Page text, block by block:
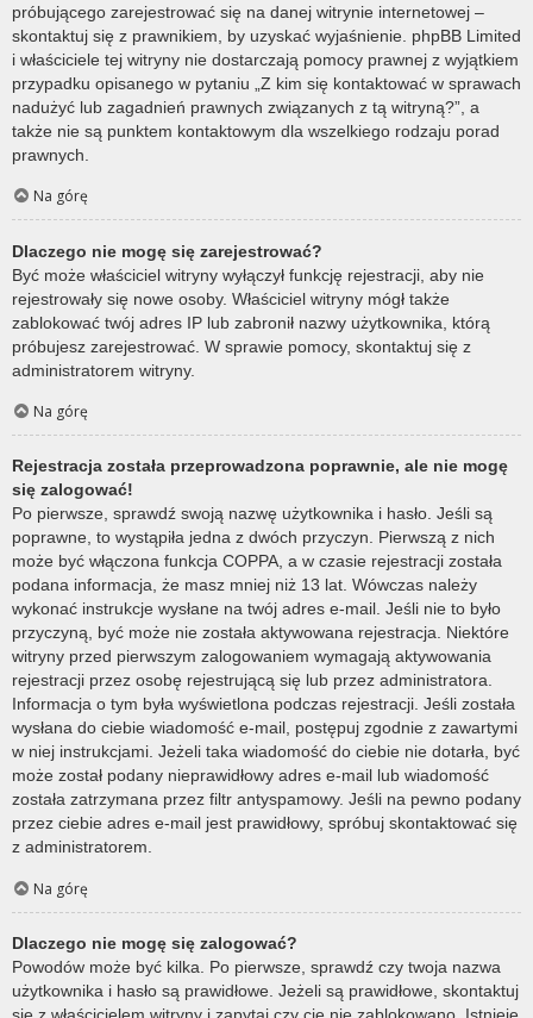
próbującego zarejestrować się na danej witrynie internetowej –
skontaktuj się z prawnikiem, by uzyskać wyjaśnienie. phpBB Limited
i właściciele tej witryny nie dostarczają pomocy prawnej z wyjątkiem
przypadku opisanego w pytaniu „Z kim się kontaktować w sprawach
nadużyć lub zagadnień prawnych związanych z tą witryną?”, a
także nie są punktem kontaktowym dla wszelkiego rodzaju porad
prawnych.
Na górę
Dlaczego nie mogę się zarejestrować?
Być może właściciel witryny wyłączył funkcję rejestracji, aby nie
rejestrowały się nowe osoby. Właściciel witryny mógł także
zablokować twój adres IP lub zabronił nazwy użytkownika, którą
próbujesz zarejestrować. W sprawie pomocy, skontaktuj się z
administratorem witryny.
Na górę
Rejestracja została przeprowadzona poprawnie, ale nie mogę
się zalogować!
Po pierwsze, sprawdź swoją nazwę użytkownika i hasło. Jeśli są
poprawne, to wystąpiła jedna z dwóch przyczyn. Pierwszą z nich
może być włączona funkcja COPPA, a w czasie rejestracji została
podana informacja, że masz mniej niż 13 lat. Wówczas należy
wykonać instrukcje wysłane na twój adres e-mail. Jeśli nie to było
przyczyną, być może nie została aktywowana rejestracja. Niektóre
witryny przed pierwszym zalogowaniem wymagają aktywowania
rejestracji przez osobę rejestrującą się lub przez administratora.
Informacja o tym była wyświetlona podczas rejestracji. Jeśli została
wysłana do ciebie wiadomość e-mail, postępuj zgodnie z zawartymi
w niej instrukcjami. Jeżeli taka wiadomość do ciebie nie dotarła, być
może został podany nieprawidłowy adres e-mail lub wiadomość
została zatrzymana przez filtr antyspamowy. Jeśli na pewno podany
przez ciebie adres e-mail jest prawidłowy, spróbuj skontaktować się
z administratorem.
Na górę
Dlaczego nie mogę się zalogować?
Powodów może być kilka. Po pierwsze, sprawdź czy twoja nazwa
użytkownika i hasło są prawidłowe. Jeżeli są prawidłowe, skontaktuj